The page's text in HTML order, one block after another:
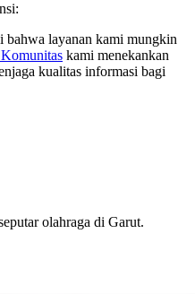
bahwa layanan kami mungkin
kami menekankan
kualitas informasi bagi
olahraga di Garut.